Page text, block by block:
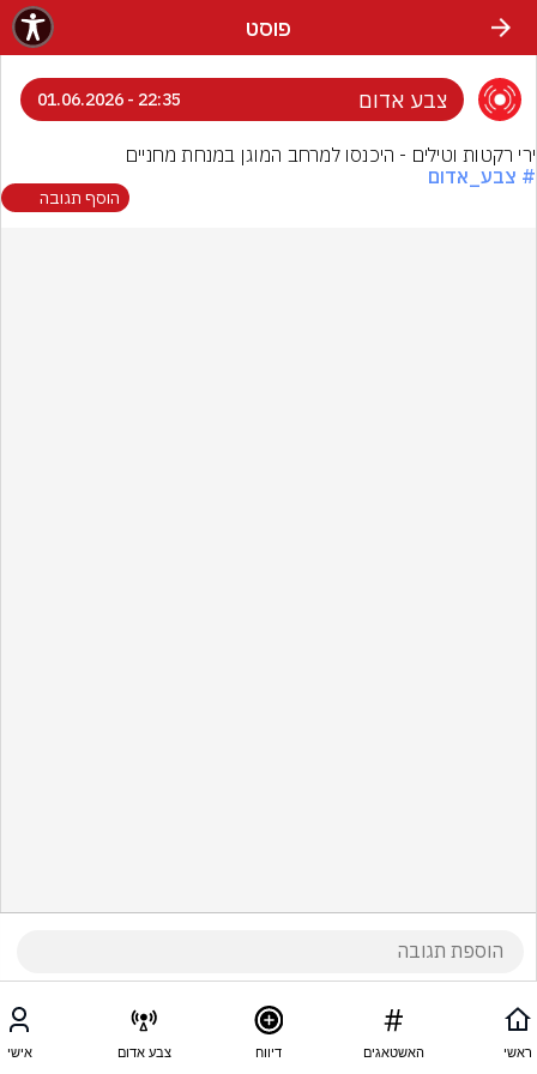
פוסט
צבע אדום 22:35 - 01.06.2026
ירי רקטות וטילים - היכנסו למרחב המוגן במנחת מחניים
# צבע_אדום
הוסף תגובה
ראשי האשטאגים דיווח צבע אדום אישי